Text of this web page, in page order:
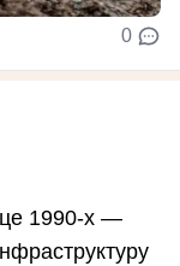
0
1990-х —